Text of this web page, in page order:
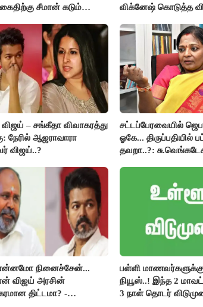
கைதிற்கு சீமான் கடும்
விக்னேஷ் கொடுத்த
– சங்கீதா விவாகரத்து
நேரில் ஆஜராவாரா
விஜய்..?
சட்டப்பேரவையில்
ஓகே... திருப்பதியில்
தவறா..?:
நினைச்சேன்...
விஜய் அரசின்
திட்டமா? -
பள்ளி மாணவர்களுக்கு
நியூஸ்..! இந்த 2
3 நாள் தொடர்